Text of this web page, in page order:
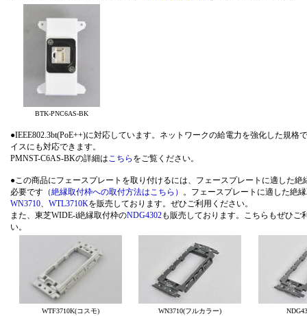
BTK-PNC6AS-BK
●IEEE802.3bt(PoE++)に対応しています。ネットワークの給電力を強化した規
イスにも対応できます。
PMNST-C6AS-BKの詳細は こちら をご覧ください。
●この商品にフェースプレートを取り付けるには、フェースプレートに適した絶
必要です （絶縁取付枠への取付方法はこちら）
。フェースプレートに適した絶
WN3710
WTL3710Kを販売しております。ぜひご利用ください。
また、東芝WIDE-i絶縁取付枠のNDG4302も販売しております。こちらもぜひご
い。
WTF3710K(コスモ) WN3710(フルカラー)